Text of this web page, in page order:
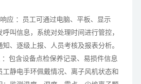
应 ：员工可通过电脑、平板、显示
叫信息，系统对处理时间进行管控，
、逐级上报、人员考核及报表分析。
包含设备点检保养记录、易损件信息
工静电手环佩戴情况、离子风机状态和